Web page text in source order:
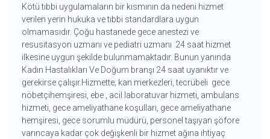
Kötü tıbbi uygulamaların bir kısmının da nedeni hizmet
verilen yerin hukuka ve tıbbi standardlara uygun
olmamasıdır. Çoğu hastanede gece anestezi ve
resusitasyon uzmanı ve pediatri uzmanı 24 saat hizmet
ilkesine uygun şekilde bulunmamaktadır. Bunun yanında
Kadın Hastalıkları Ve Doğum branşı 24 saat uyanıktır ve
gerekirse çalışır.Hizmette; kan merkezleri, tecrübeli gece
nöbetçihemşiresi, ebe , acil laboratuvar hizmeti, ambulans
hizmeti, gece ameliyathane koşulları, gece ameliyathane
hemşiresi, gece sorumlu müdürü, personel taşıyan şöfore
varıncaya kadar çok değişkenli bir hizmet ağına ihtiyaç